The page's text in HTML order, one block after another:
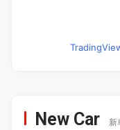
New Car 新